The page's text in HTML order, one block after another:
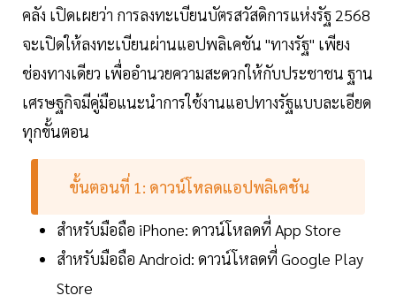
คลัง เปิดเผยว่า การลงทะเบียนบัตรสวัสดิการแห่งรัฐ 2568
จะเปิดให้ลงทะเบียนผ่านแอปพลิเคชัน "ทางรัฐ" เพียง
ช่องทางเดียว เพื่ออำนวยความสะดวกให้กับประชาชน ฐาน
เศรษฐกิจมีคู่มือแนะนำการใช้งานแอปทางรัฐแบบละเอียด
ทุกขั้นตอน
ขั้นตอนที่ 1: ดาวน์โหลดแอปพลิเคชัน
สำหรับมือถือ iPhone: ดาวน์โหลดที่ App Store
สำหรับมือถือ Android: ดาวน์โหลดที่ Google Play
Store